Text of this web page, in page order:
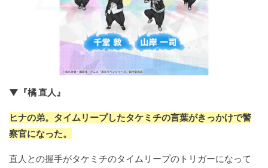
▼『橘 直人』
ヒナの弟。タイムリープしたタケミチの言葉がきっかけで警
察官になった。
直人との握手がタケミチのタイムリープのトリガーになって